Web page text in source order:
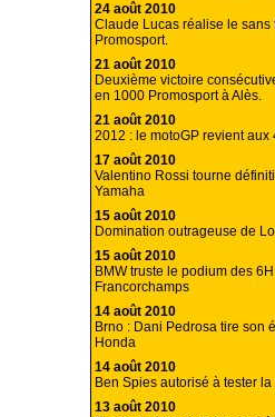
24 août 2010
Claude Lucas réalise le sans
Promosport.
21 août 2010
Deuxième victoire
en 1000 Promosport à Alès.
21 août 2010
2012 : le motoGP revient
17 août 2010
Valentino Rossi tourne
Yamaha
15 août 2010
Domination outrageuse de
15 août 2010
BMW truste le podium des
Francorchamps
14 août 2010
Brno : Dani Pedrosa tire son
Honda
14 août 2010
Ben Spies autorisé à tester
13 août 2010